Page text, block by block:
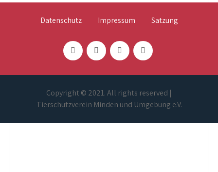
Datenschutz Impressum Satzung
Copyright © 2021. All rights reserved |
Tierschutzverein Minden und Umgebung e.V.